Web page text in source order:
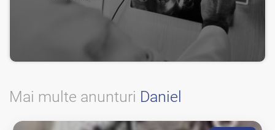
Mai multe anunturi Daniel